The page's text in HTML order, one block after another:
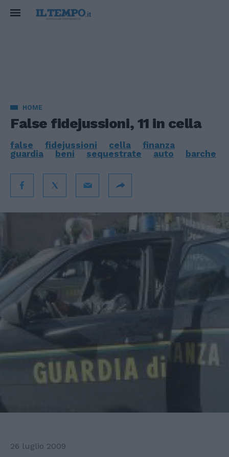
HOME
False fidejussioni, 11 in cella
false fidejussioni cella
finanza
guardia
beni sequestrate auto barche
26 luglio 2009